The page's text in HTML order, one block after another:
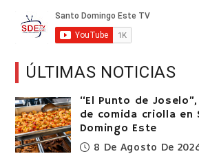
ÚLTIMAS NOTICIAS
“El Punto de
de comida criolla en
Domingo Este
8 De Agosto De